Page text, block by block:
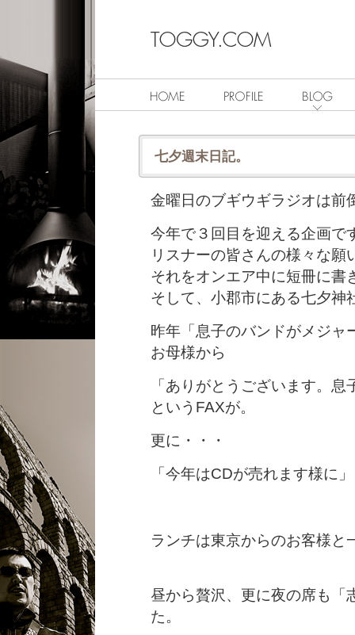
七夕週末日記。
金曜日のブギウギラジオは前
今年で３回目を迎える企画で
リスナーの皆さんの様々な
それをオンエア中に短冊に書
そして、小郡市にある七夕神
昨年「息子のバンドがメジャ
お母様から
「ありがとうございます。
というFAXが。
更に・・・
「今年はCDが売れます様に
ランチは東京からのお客様と
昼から贅沢、更に夜の席も「
た。